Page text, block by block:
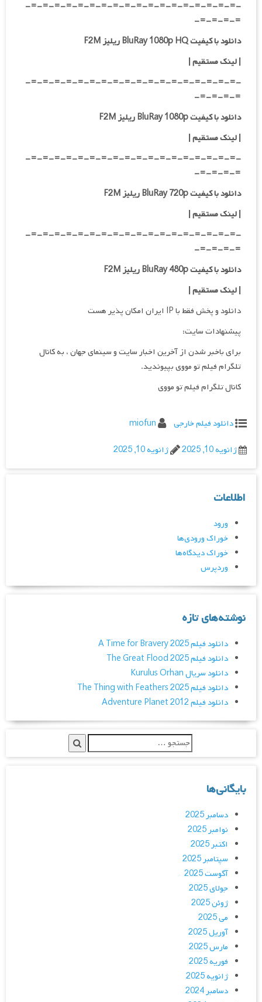
-=-=-=-=-=-=-=-=-=-=-=-=-=-=-=-=-=-=-
=-=-=-=-
دانلود با کیفیت BluRay 1080p HQ ریلیز F2M
|لینک مستقیم|
-=-=-=-=-=-=-=-=-=-=-=-=-=-=-=-=-=-=-
=-=-=-=-
دانلود با کیفیت BluRay 1080p ریلیز F2M
|لینک مستقیم|
-=-=-=-=-=-=-=-=-=-=-=-=-=-=-=-=-=-=-
=-=-=-=-
دانلود با کیفیت BluRay 720p ریلیز F2M
| لینک مستقیم|
-=-=-=-=-=-=-=-=-=-=-=-=-=-=-=-=-=-=-
=-=-=-=-
دانلود با کیفیت BluRay 480p ریلیز F2M
| لینک مستقیم|
دانلود و پخش فقط با IP ایران امکان پذیر هست
پیشنهادات سایت:
برای باخبر شدن از آخرین اخبار سایت و سینمای جهان ، به کانال
تلگرام فیلم تو مووی بپیوندید.
کانال تلگرام فیلم تو مووی
دانلود فیلم خارجی
miofun
ژانویه 10, 2025
ژانویه 10, 2025
اطلاعات
ورود
خوراک ورودی‌ها
خوراک دیدگاه‌ها
وردپرس
نوشته‌های تازه
دانلود فیلم A Time for Bravery 2025
دانلود فیلم The Great Flood 2025
دانلود سریال Kurulus Orhan
دانلود فیلم The Thing with Feathers 2025
دانلود فیلم Adventure Planet 2012
بایگانی‌ها
دسامبر 2025
نوامبر 2025
اکتبر 2025
سپتامبر 2025
آگوست 2025
جولای 2025
ژوئن 2025
می 2025
آوریل 2025
مارس 2025
فوریه 2025
ژانویه 2025
دسامبر 2024